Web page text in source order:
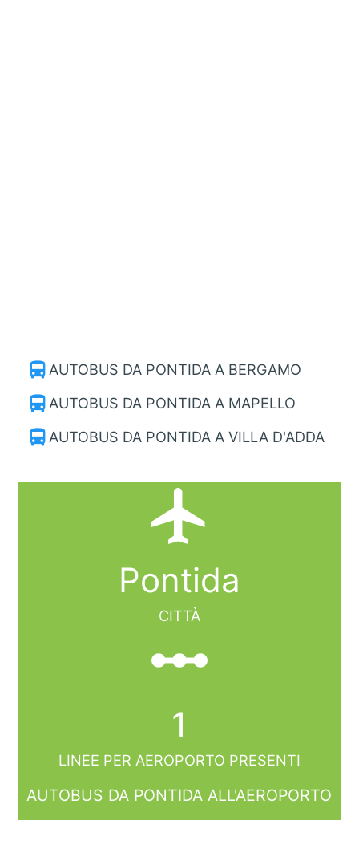
directions_bus AUTOBUS DA PONTIDA A BERGAMO
directions_bus AUTOBUS DA PONTIDA A MAPELLO
directions_bus AUTOBUS DA PONTIDA A VILLA D'ADDA
local_airport
Pontida
CITTÀ
linear_scale
1
LINEE PER AEROPORTO PRESENTI
AUTOBUS DA PONTIDA ALL'AEROPORTO